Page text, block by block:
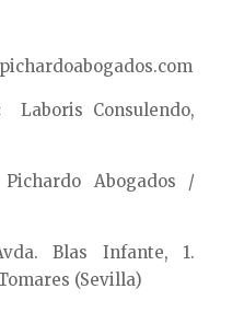
pichardoabogados.com
Laboris Consulendo,
Pichardo Abogados /
Blas Infante, 1.
(Sevilla)